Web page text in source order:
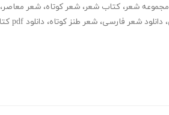
مجموعه شعر، کتاب شعر، شعر کوتاه، شعر معاصر،
، دانلود شعر فارسی، شعر طنز کوتاه، دانلود pdf کتاب شعر